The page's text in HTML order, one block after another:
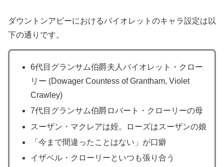
ダウントンアビーにおけるバイオレットのキャラ設定は以
下の通りです。
6代目グランサム伯爵夫人バイオレット・クロー
リー (Dowager Countess of Grantham, Violet
Crawley)
7代目グランサム伯爵ロバート・クローリーの母
スーザン・マクレアは姪。ローズはスーザンの娘
「今まで間違ったことはない」が口癖
イザベル・クローリーといつも張り合う